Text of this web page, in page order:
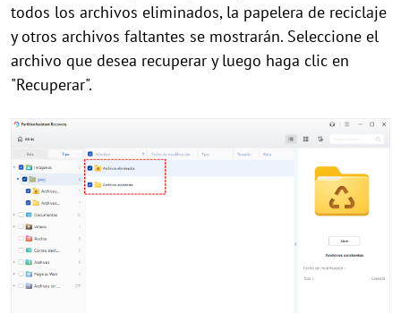
todos los archivos eliminados, la papelera de reciclaje
y otros archivos faltantes se mostrarán. Seleccione el
archivo que desea recuperar y luego haga clic en
"Recuperar".